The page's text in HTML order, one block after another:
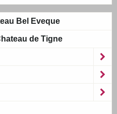
Bel Eveque
de Tigne